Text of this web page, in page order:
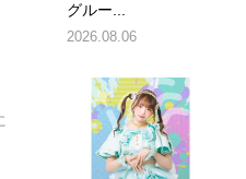
グルー...
2026.08.06